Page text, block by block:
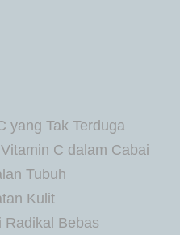
yang Tak Terduga
C dalam Cabai
Tubuh
Kulit
Radikal Bebas